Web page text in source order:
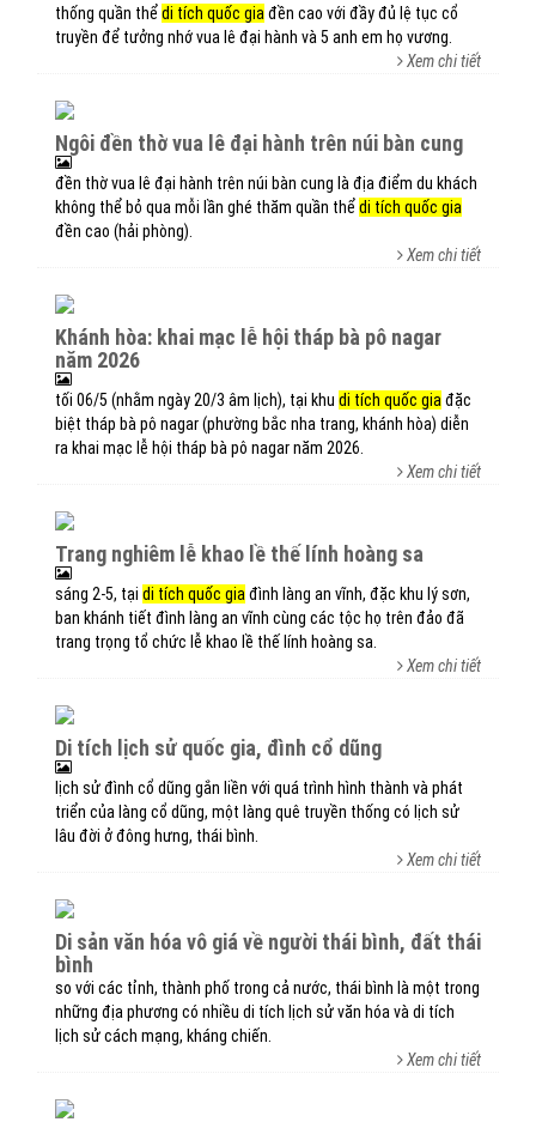
thống quần thểdi tích quốc gia đền cao với đầy đủ lệ tục cổ
truyền để tưởng nhớ vua lê đại hành và 5 anh em họ vương.
Xem chi tiết
ngôi đền thờ vua lê đại hành trên núi bàn cung
đền thờ vua lê đại hành trên núi bàn cung là địa điểm du khách
không thể bỏ qua mỗi lần ghé thăm quần thểdi tích quốc gia
đền cao (hải phòng).
Xem chi tiết
khánh hòa: khai mạc lễ hội tháp bà pô nagar
năm 2026
tối 06/5 (nhằm ngày 20/3 âm lịch), tại khu di tích quốc gia đặc
biệt tháp bà pô nagar (phường bắc nha trang, khánh hòa) diễn
ra khai mạc lễ hội tháp bà pô nagar năm 2026.
Xem chi tiết
trang nghiêm lễ khao lề thế lính hoàng sa
sáng 2-5, tại di tích quốc gia đình làng an vĩnh, đặc khu lý sơn,
ban khánh tiết đình làng an vĩnh cùng các tộc họ trên đảo đã
trang trọng tổ chức lễ khao lề thế lính hoàng sa.
Xem chi tiết
di tích lịch sử quốc gia, đình cổ dũng
lịch sử đình cổ dũng gắn liền với quá trình hình thành và phát
triển của làng cổ dũng, một làng quê truyền thống có lịch sử
lâu đời ở đông hưng, thái bình.
Xem chi tiết
di sản văn hóa vô giá về người thái bình, đất thái
bình
so với các tỉnh, thành phố trong cả nước, thái bình là một trong
những địa phương có nhiều di tích lịch sử văn hóa và di tích
lịch sử cách mạng, kháng chiến.
Xem chi tiết